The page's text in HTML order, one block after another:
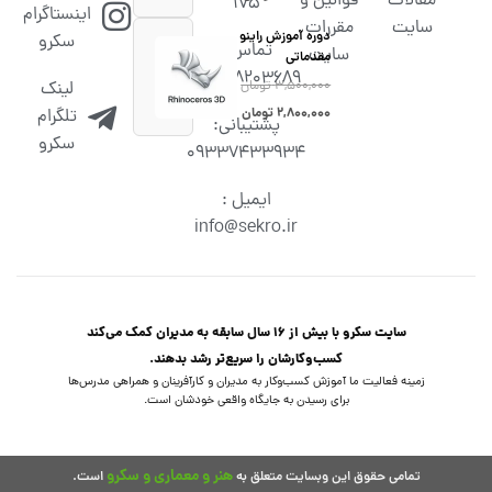
سایت
مقررات
سایت
تماس :
02538203689
پشتیبانی:
09337433934
ایمیل :
info@sekro.ir
دوره آموزش راینو
مقدماتی
۳,۵۰۰,۰۰۰تومان
۲,۸۰۰,۰۰۰تومان
اینستاگرام
سکرو
لینک
تلگرام
سکرو
سایت سکرو با بیش از 16 سال سابقه به مدیران کمک می‌کند
کسب‌و‌کارشان را سریع‌تر رشد بدهند.
زمینه فعالیت ما آموزش کسب‌وکار به مدیران و کارآفرینان و همراهی مدرس‌ها
برای رسیدن به جایگاه واقعی خودشان است.
تمامی حقوق این وبسایت متعلق بههنر و معماری و سکرو است.